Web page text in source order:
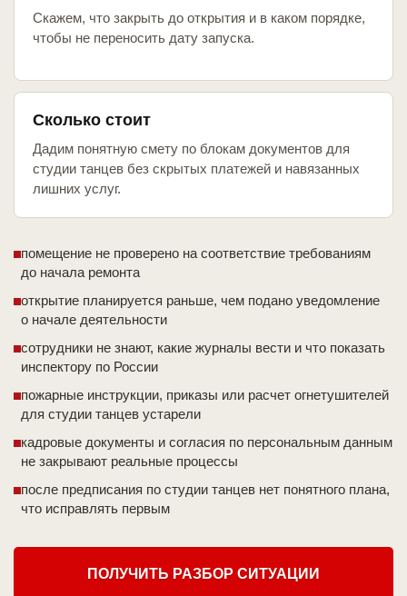
Скажем, что закрыть до открытия и в каком порядке,
чтобы не переносить дату запуска.
Сколько стоит
Дадим понятную смету по блокам документов для
студии танцев без скрытых платежей и навязанных
лишних услуг.
помещение не проверено на соответствие требованиям
до начала ремонта
открытие планируется раньше, чем подано уведомление
о начале деятельности
сотрудники не знают, какие журналы вести и что показать
инспектору по России
пожарные инструкции, приказы или расчет огнетушителей
для студии танцев устарели
кадровые документы и согласия по персональным данным
не закрывают реальные процессы
после предписания по студии танцев нет понятного плана,
что исправлять первым
ПОЛУЧИТЬ РАЗБОР СИТУАЦИИ